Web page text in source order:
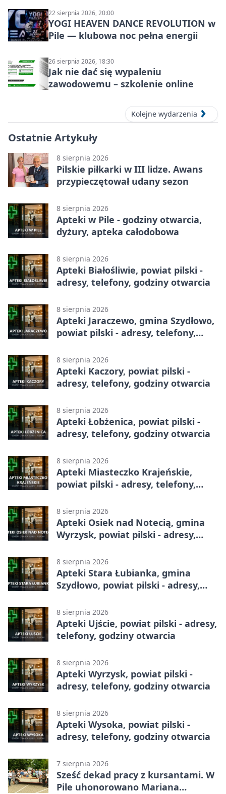
22 sierpnia 2026, 20:00
YOGI HEAVEN DANCE REVOLUTION w
Pile — klubowa noc pełna energii
26 sierpnia 2026, 18:30
Jak nie dać się wypaleniu
zawodowemu – szkolenie online
Kolejne wydarzenia
Ostatnie Artykuły
8 sierpnia 2026
Pilskie piłkarki w III lidze. Awans
przypieczętował udany sezon
8 sierpnia 2026
Apteki w Pile - godziny otwarcia,
dyżury, apteka całodobowa
8 sierpnia 2026
Apteki Białośliwie, powiat pilski -
adresy, telefony, godziny otwarcia
8 sierpnia 2026
Apteki Jaraczewo, gmina Szydłowo,
powiat pilski - adresy, telefony,
8 sierpnia 2026
Apteki Kaczory, powiat pilski -
adresy, telefony, godziny otwarcia
8 sierpnia 2026
Apteki Łobżenica, powiat pilski -
adresy, telefony, godziny otwarcia
8 sierpnia 2026
Apteki Miasteczko Krajeńskie,
powiat pilski - adresy, telefony,
8 sierpnia 2026
Apteki Osiek nad Notecią, gmina
Wyrzysk, powiat pilski - adresy,
8 sierpnia 2026
Apteki Stara Łubianka, gmina
Szydłowo, powiat pilski - adresy,
8 sierpnia 2026
Apteki Ujście, powiat pilski - adresy,
telefony, godziny otwarcia
8 sierpnia 2026
Apteki Wyrzysk, powiat pilski -
adresy, telefony, godziny otwarcia
8 sierpnia 2026
Apteki Wysoka, powiat pilski -
adresy, telefony, godziny otwarcia
7 sierpnia 2026
Sześć dekad pracy z kursantami. W
Pile uhonorowano Mariana